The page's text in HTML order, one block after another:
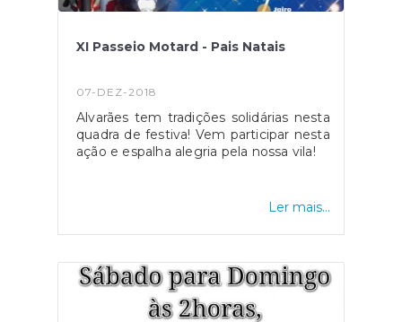
XI Passeio Motard - Pais Natais
07-DEZ-2018
Alvarães tem tradições solidárias nesta
quadra de festiva! Vem participar nesta
ação e espalha alegria pela nossa vila!
Ler mais...